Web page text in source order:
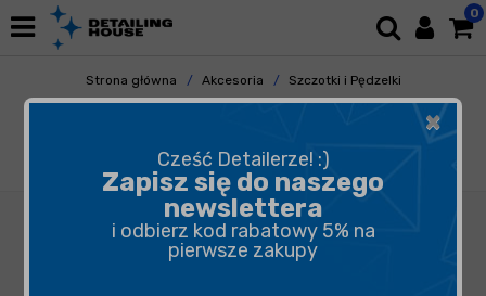
0
Strona główna Akcesoria
Szczotki i Pędzelki
Do Elementów Zewnętrznych
komory silnika
×
Cześć Detailerze! :)
Zapisz się do naszego
newslettera
i odbierz kod rabatowy 5% na
pierwsze zakupy